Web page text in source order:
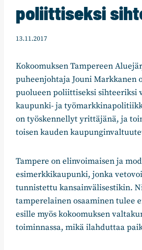
poliittiseksi
13.11.2017
Kokoomuksen Tampereen
puheenjohtaja Jouni Markkanen
puolueen poliittiseksi sihteeriksi
kaupunki- ja
on työskennellyt yrittäjänä, ja
toisen kauden
Tampere on elinvoimaisen ja
esimerkkikaupunki, jonka
tunnistettu kansainvälisestikin.
tamperelainen osaaminen tulee
esille myös kokoomuksen
toiminnassa, mikä ilahduttaa